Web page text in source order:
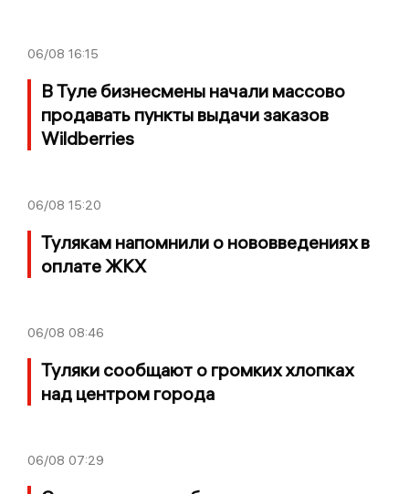
06/08 16:15
В Туле бизнесмены начали массово
продавать пункты выдачи заказов
Wildberries
06/08 15:20
Тулякам напомнили о нововведениях в
оплате ЖКХ
06/08 08:46
Туляки сообщают о громких хлопках
над центром города
06/08 07:29